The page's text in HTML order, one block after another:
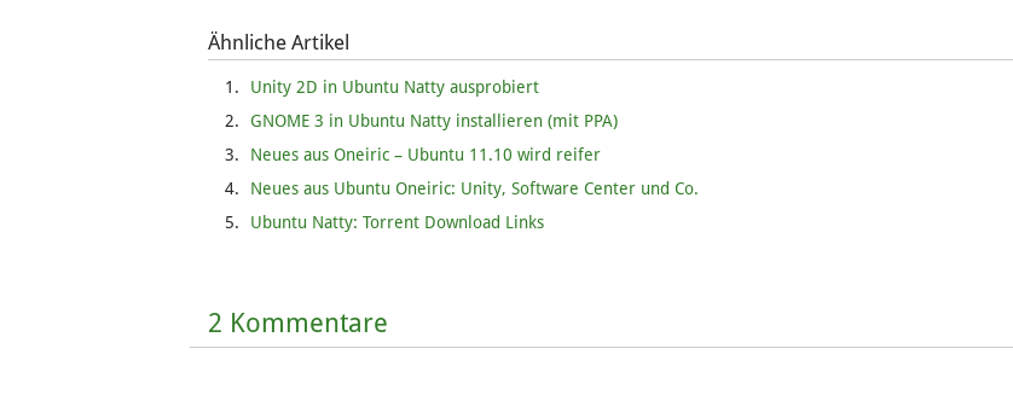
Ähnliche Artikel
Unity 2D in Ubuntu Natty ausprobiert
GNOME 3 in Ubuntu Natty installieren (mit PPA)
Neues aus Oneiric – Ubuntu 11.10 wird reifer
Neues aus Ubuntu Oneiric: Unity, Software Center und Co.
Ubuntu Natty: Torrent Download Links
2 Kommentare